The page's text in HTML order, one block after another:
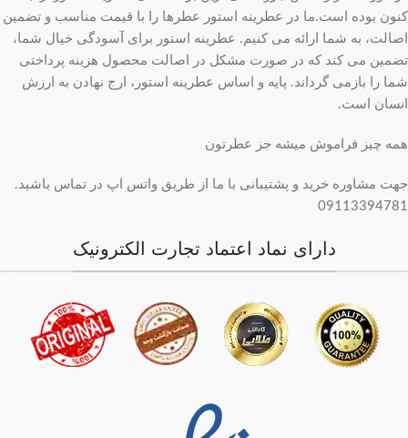
کنون بوده است.ما در عطرینه استور عطرها را با قیمت مناسب و تضمین
اصالت، به شما ارائه می کنیم. عطرینه استور برای آسودگی خیال شما،
تضمین می کند که در صورت مشکل در اصالت محصول هزینه پرداختی
شما را بازمی گرداند. پایه و اساس عطرینه استور، ارج نهادن به ارزش
انسان است.
همه چیز فراموش میشه جز عطرتون
جهت مشاوره خرید و پشتیبانی با ما از طریق واتس اپ در تماس باشید.
09113394781
دارای نماد اعتماد تجارت الکترونیک